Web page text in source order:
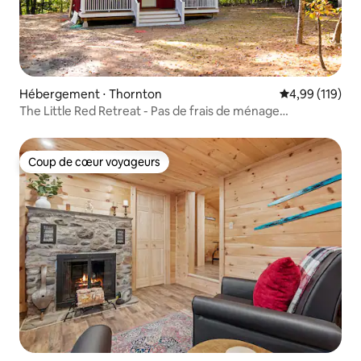
Hébergement ⋅ Thornton Évaluation
4,99 (119)
The Little Red Retreat - Pas de frais de ménage
Coup de cœur voyageurs
Coup de cœur voyageurs